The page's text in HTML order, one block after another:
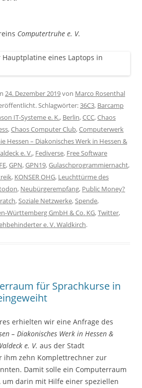
Computertruhe e. V.
24. Dezember 2019von Marco Rosenthal
Schlagwörter:36C3, Barcamp
IT-Systeme e. K., Berlin,CCC,Chaos
,Chaos Computer Club,Computerwerk
Hessen – Diakonisches Werk in Hessen &
e. V., Fediverse, Free Software
,GPN,GPN19,Gulaschprogrammiernacht,
, KONSER OHG, Leuchttürme des
, Neubürgerempfang, Public Money?
,Soziale Netzwerke,Spende,
Württemberg GmbH & Co. KG,Twitter,
e. V. Waldkirch.
für Sprachkurse in
erhielten wir eine Anfrage des
– Diakonisches Werk in Hessen &
e. V. aus der Stadt
ihm zehn Komplettrechner zur
Damit solle ein Computerraum
darin mit Hilfe einer speziellen